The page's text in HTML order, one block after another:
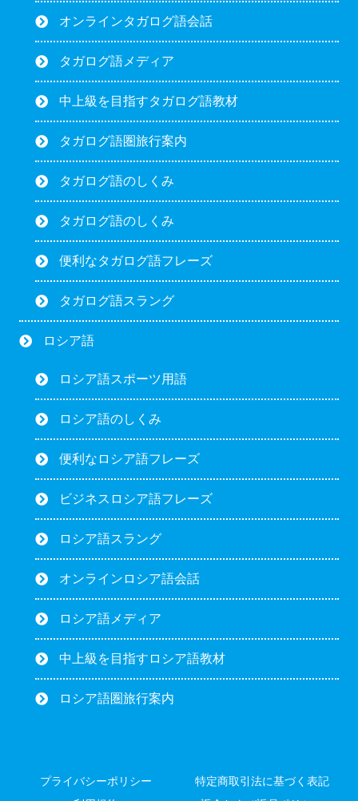
オンラインタガログ語会話
タガログ語メディア
中上級を目指すタガログ語教材
タガログ語圏旅行案内
タガログ語のしくみ
タガログ語のしくみ
便利なタガログ語フレーズ
タガログ語スラング
ロシア語
ロシア語スポーツ用語
ロシア語のしくみ
便利なロシア語フレーズ
ビジネスロシア語フレーズ
ロシア語スラング
オンラインロシア語会話
ロシア語メディア
中上級を目指すロシア語教材
ロシア語圏旅行案内
プライバシーポリシー
特定商取引法に基づく表記